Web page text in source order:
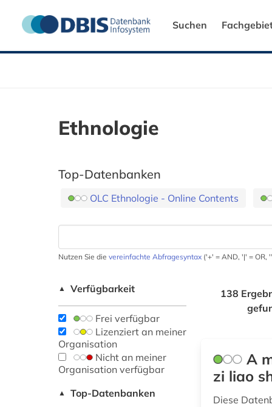
Suchen
Ethnologie
Top-Datenbanken
OLC Ethnologie - Online Contents
Nutzen Sie die vereinfachte Abfragesyntax ('+' = AND, '|' = OR,
▲ Verfügbarkeit
Frei verfügbar
Lizenziert an meiner
Organisation
Nicht an meiner
Organisation verfügbar
▲ Top-Datenbanken
138
A
zi liao
Diese